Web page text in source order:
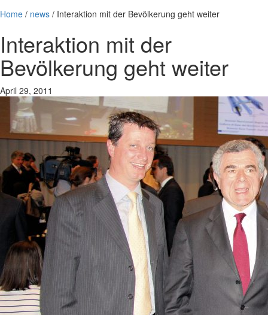
Home / news / Interaktion mit der Bevölkerung geht weiter
Interaktion mit der
Bevölkerung geht weiter
April 29, 2011